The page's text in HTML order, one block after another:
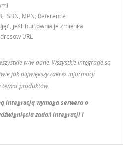
ISBN, MPN, Reference
jeśli hurtownia je zmieniła
URL
w/w dane. Wszystkie integracje są
jak największy zakres informacji
temat produktów.
integracją wymaga serwera o
zadań integracji i